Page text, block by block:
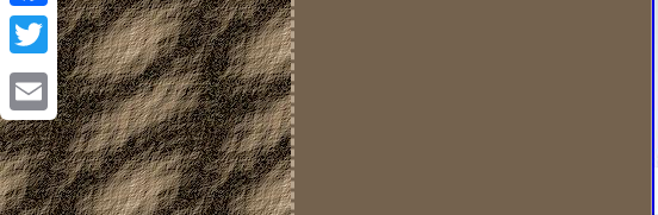
Facebook
Twitter
Email